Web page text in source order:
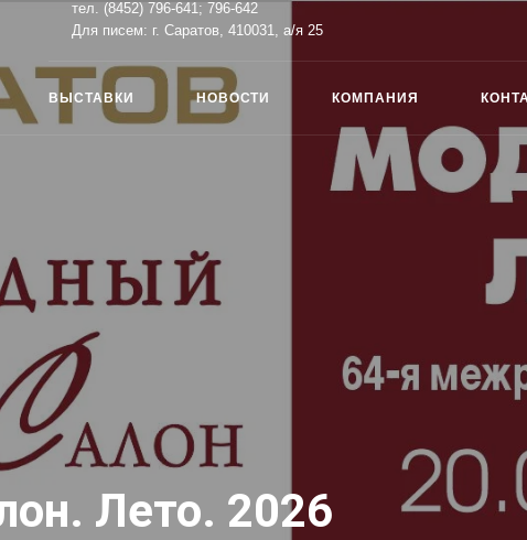
тел. (8452) 796-641; 796-642
Для писем: г. Саратов, 410031, а/я 25
ВЫСТАВКИ НОВОСТИ КОМПАНИЯ
Лето. 2026